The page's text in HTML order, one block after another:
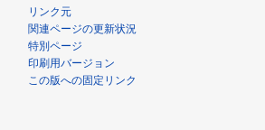
リンク元
関連ページの更新状況
特別ページ
印刷用バージョン
この版への固定リンク